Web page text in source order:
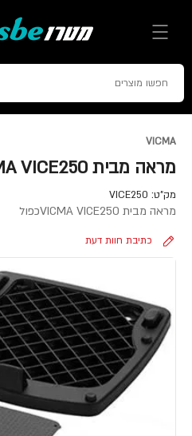
VICMA
מראה מבית VICMA VICE250כפול
מק"ט: VICE250
מראה מבית VICMA VICE250כפול
כתיבת חוות דעת